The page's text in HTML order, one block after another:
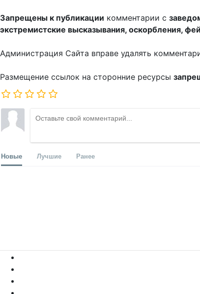
Запрещены к публикации комментарии с
экстремистские высказывания, оскорбления,
Администрация Сайта вправе удалять
Размещение ссылок на сторонние ресурсы
Новые Лучшие Ранее